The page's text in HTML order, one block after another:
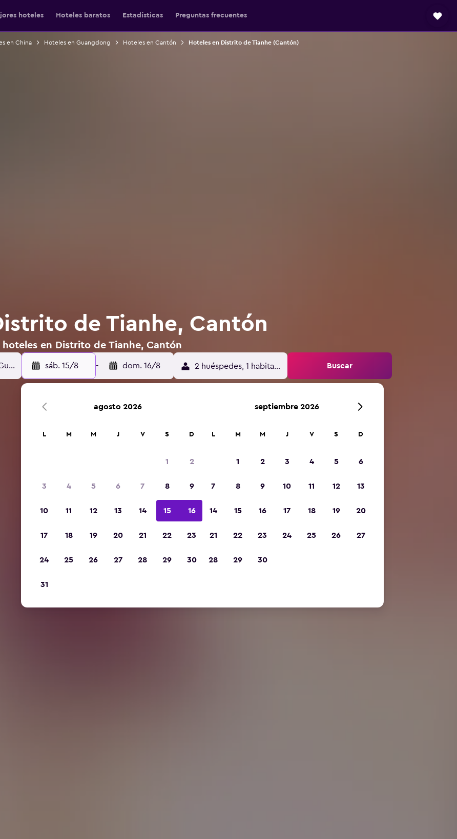
hoteles Hoteles baratos Estadísticas Preguntas frecuentes
en China Hoteles en Guangdong Hoteles en Cantón Hoteles en Distrito de Tianhe (Cantón)
de Tianhe, Cantón
en Distrito de Tianhe, Cantón
sáb. 15/8 - dom. 16/8 2 huéspedes, 1 habitación Buscar
agosto 2026
L M M J V S D
1 2
3 4 5 6 7 8 9
10 11 12 13 14 15 16
17 18 19 20 21 22 23
24 25 26 27 28 29 30
31
septiembre 2026
L M M J V S D
1 2 3 4 5 6
7 8 9 10 11 12 13
14 15 16 17 18 19 20
21 22 23 24 25 26 27
28 29 30